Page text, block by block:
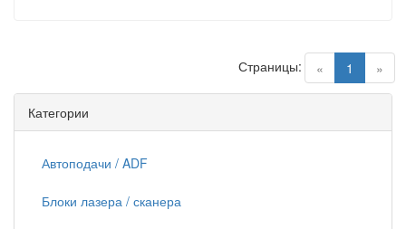
« 1 (current)
»
Страницы:
Категории
Автоподачи / ADF
Блоки лазера / сканера